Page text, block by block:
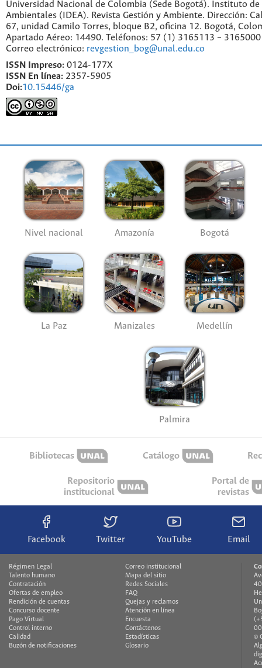
Universidad Nacional de Colombia (Sede Bogotá). Instituto de
Ambientales (IDEA). Revista Gestión y Ambiente. Dirección:
67, unidad Camilo Torres, bloque B2, oficina 12. Bogotá,
Apartado Aéreo: 14490. Teléfonos: 57 (1) 3165113 –
Correo electrónico: revgestion_bog@unal.edu.co
ISSN Impreso: 0124-177X
ISSN En línea: 2357-5905
Doi:10.15446/ga
Nivel nacional Amazonía Bogotá
La Paz Manizales Medellín
Palmira
Bibliotecas Catálogo
Repositorio
institucional
Portal de
revistas
Facebook Twitter YouTube Email
Régimen Legal
Talento humano
Contratación
Ofertas de empleo
Rendición de cuentas
Concurso docente
Pago Virtual
Control interno
Calidad
Buzón de notificaciones
Correo institucional
Mapa del sitio
Redes Sociales
FAQ
Quejas y reclamos
Atención en línea
Encuesta
Contáctenos
Estadísticas
Glosario
©